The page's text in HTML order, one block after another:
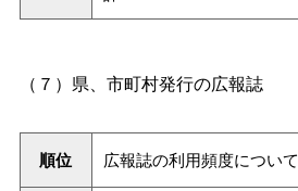
（７）県、市町村発行の広報誌
順位 広報誌の利用頻度について